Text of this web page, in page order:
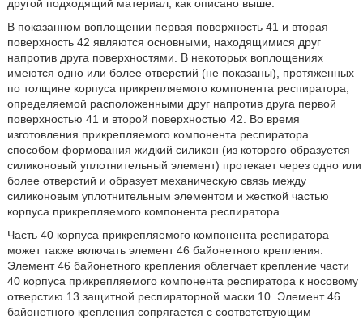
другой подходящий материал, как описано выше.
В показанном воплощении первая поверхность 41 и вторая
поверхность 42 являются основными, находящимися друг
напротив друга поверхностями. В некоторых воплощениях
имеются одно или более отверстий (не показаны), протяженных
по толщине корпуса прикрепляемого компонента респиратора,
определяемой расположенными друг напротив друга первой
поверхностью 41 и второй поверхностью 42. Во время
изготовления прикрепляемого компонента респиратора
способом формования жидкий силикон (из которого образуется
силиконовый уплотнительный элемент) протекает через одно или
более отверстий и образует механическую связь между
силиконовым уплотнительным элементом и жесткой частью
корпуса прикрепляемого компонента респиратора.
Часть 40 корпуса прикрепляемого компонента респиратора
может также включать элемент 46 байонетного крепления.
Элемент 46 байонетного крепления облегчает крепление части
40 корпуса прикрепляемого компонента респиратора к носовому
отверстию 13 защитной респираторной маски 10. Элемент 46
байонетного крепления сопрягается с соответствующим